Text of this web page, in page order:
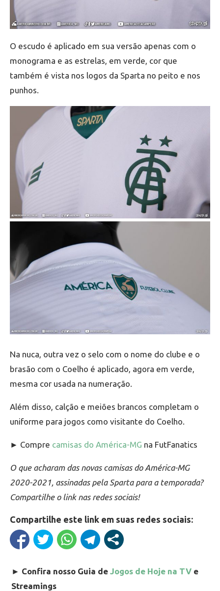
O escudo é aplicado em sua versão apenas com o
monograma e as estrelas, em verde, cor que
também é vista nos logos da Sparta no peito e nos
punhos.
Na nuca, outra vez o selo com o nome do clube e o
brasão com o Coelho é aplicado, agora em verde,
mesma cor usada na numeração.
Além disso, calção e meiões brancos completam o
uniforme para jogos como visitante do Coelho.
► Compre camisas do América-MG na FutFanatics
O que acharam das novas camisas do América-MG
2020-2021, assinadas pela Sparta para a temporada?
Compartilhe o link nas redes sociais!
Compartilhe este link em suas redes sociais:
► Confira nosso Guia de Jogos de Hoje na TV e
Streamings